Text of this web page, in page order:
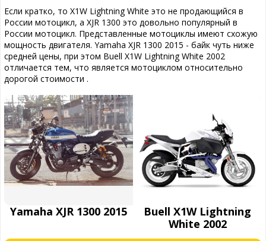
Если кратко, то X1W Lightning White это не продающийся в
России мотоцикл, а XJR 1300 это довольно популярный в
России мотоцикл. Представленные мотоциклы имеют схожую
мощность двигателя. Yamaha XJR 1300 2015 - байк чуть ниже
средней цены, при этом Buell X1W Lightning White 2002
отличается тем, что является мотоциклом относительно
дорогой стоимости .
Yamaha XJR 1300 2015
Buell X1W Lightning
White 2002